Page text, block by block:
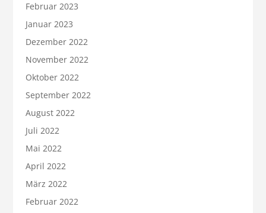
Februar 2023
Januar 2023
Dezember 2022
November 2022
Oktober 2022
September 2022
August 2022
Juli 2022
Mai 2022
April 2022
März 2022
Februar 2022